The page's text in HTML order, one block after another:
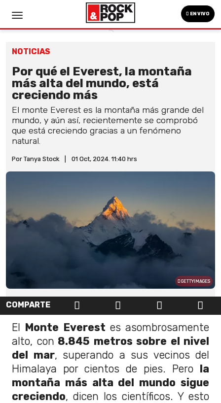
EN VIVO
NOTICIAS
Por qué el Everest, la montaña
más alta del mundo, está
creciendo más
El monte Everest es la montaña más grande del
mundo, y aún así, recientemente se comprobó
que está creciendo gracias a un fenómeno
natural.
Por Tanya Stock 01 Oct, 2024. 11:40 hrs
GETTYIMAGES
COMPARTE
El Monte Everest es asombrosamente
alto, con 8.845 metros sobre el nivel
del mar, superando a sus vecinos del
Himalaya por cientos de pies. Pero la
montaña más alta del mundo sigue
creciendo, dicen los científicos. Y esto